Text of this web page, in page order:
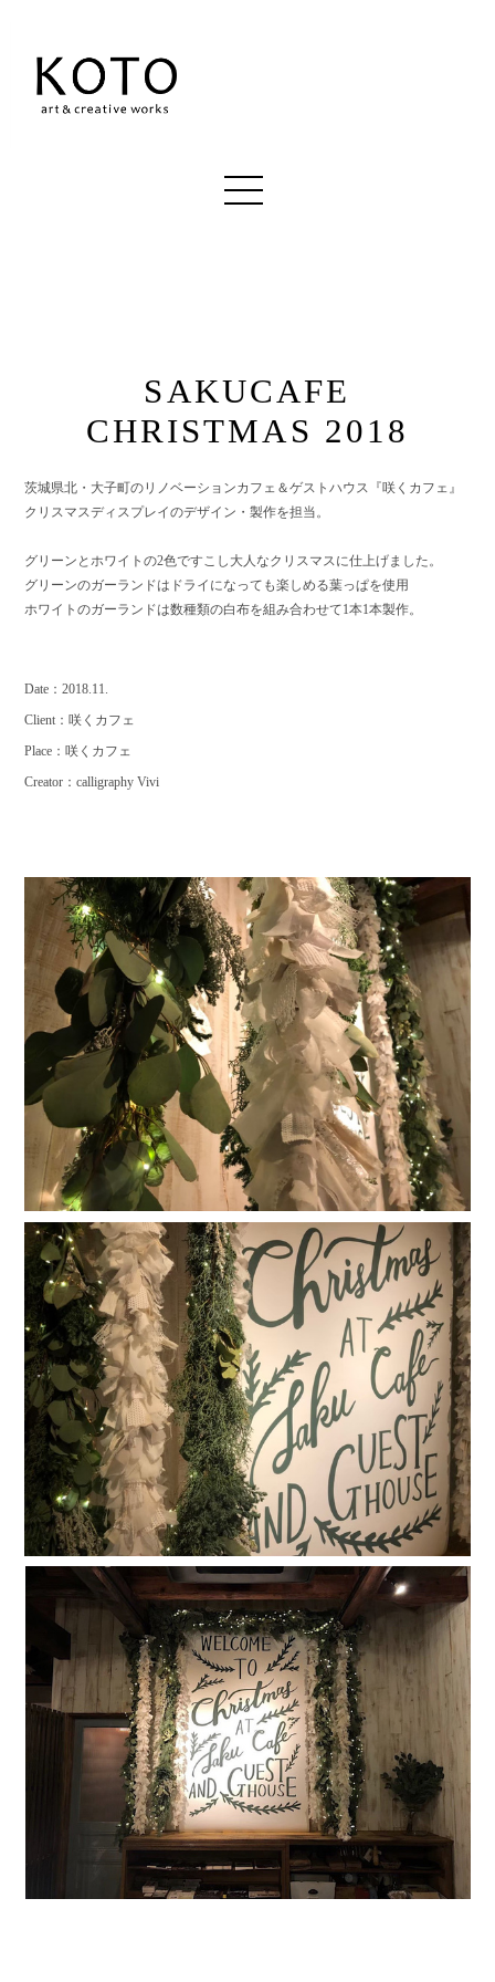
SAKUCAFE
CHRISTMAS 2018
茨城県北・大子町のリノベーションカフェ＆ゲストハウス『咲くカフェ』
クリスマスディスプレイのデザイン・製作を担当。
グリーンとホワイトの2色ですこし大人なクリスマスに仕上げました。
グリーンのガーランドはドライになっても楽しめる葉っぱを使用
ホワイトのガーランドは数種類の白布を組み合わせて1本1本製作。
Date：2018.11.
Client：咲くカフェ
Place：咲くカフェ
Creator：calligraphy Vivi